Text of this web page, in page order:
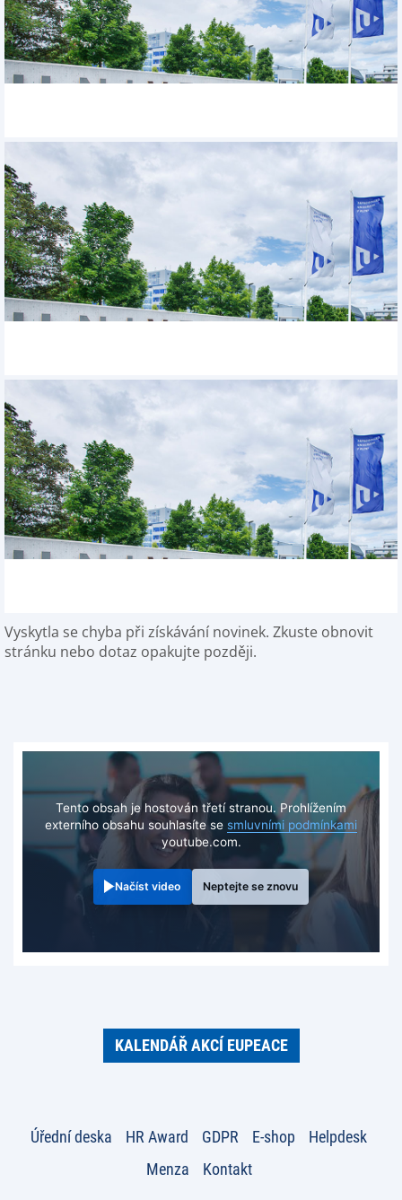
Vyskytla se chyba při získávání novinek. Zkuste obnovit
stránku nebo dotaz opakujte později.
Tento obsah je hostován třetí stranou. Prohlížením
externího obsahu souhlasíte se smluvními podmínkami
youtube.com.
Načíst video Neptejte se znovu
KALENDÁŘ AKCÍ EUPEACE
Úřední deska HR Award GDPR E-shop
Helpdesk
Menza
Kontakt